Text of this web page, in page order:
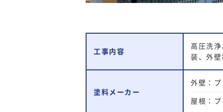
工事内容
高圧洗
装、外
塗料メーカー
外壁：
屋根：